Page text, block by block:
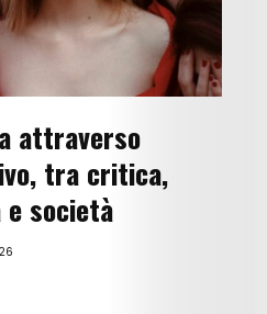
attraverso
tra critica,
società